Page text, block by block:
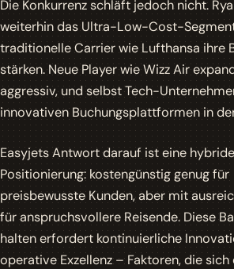
Die Konkurrenz schläft jedoch nicht.
weiterhin das Ultra-Low-Cost-
traditionelle Carrier wie Lufthansa ihre
stärken. Neue Player wie Wizz Air
aggressiv, und selbst Tech-
innovativen Buchungsplattformen in
Easyjets Antwort darauf ist eine hybride
Positionierung: kostengünstig genug für
preisbewusste Kunden, aber mit
für anspruchsvollere Reisende. Diese
halten erfordert kontinuierliche
operative Exzellenz – Faktoren, die